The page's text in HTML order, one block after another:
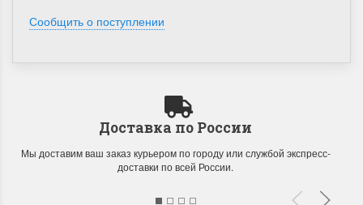
Сообщить о поступлении
Доставка по России
Мы доставим ваш заказ курьером по городу или службой экспресс-
доставки по всей России.